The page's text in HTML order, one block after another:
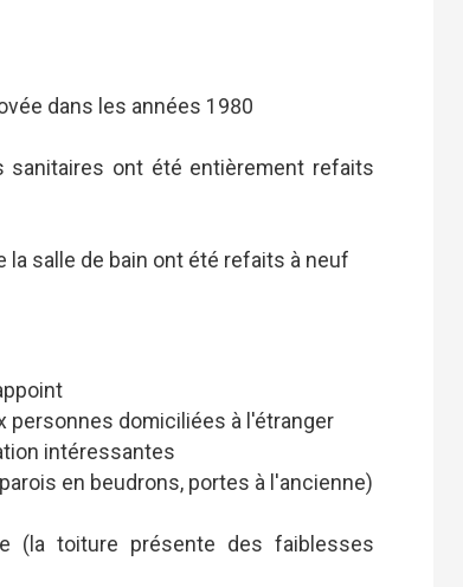
dans les années 1980
sanitaires ont été entièrement refaits
la salle de bain ont été refaits à neuf
personnes domiciliées à l'étranger
intéressantes
en beudrons, portes à l'ancienne)
(la toiture présente des faiblesses